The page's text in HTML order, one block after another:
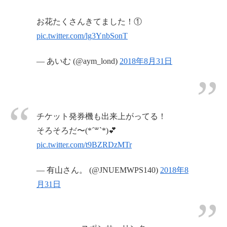
お花たくさんきてました！①
pic.twitter.com/lg3YnbSonT
— あいむ (@aym_lond) 2018年8月31日
チケット発券機も出来上がってる！
そろそろだ〜(*´꒳`*)💕
pic.twitter.com/t9BZRDzMTr
— 有山さん。 (@JNUEMWPS140) 2018年8
月31日